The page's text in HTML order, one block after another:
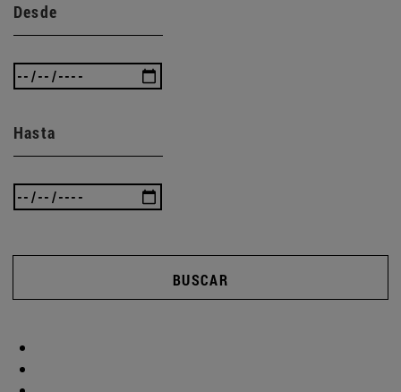
Desde
Hasta
BUSCAR